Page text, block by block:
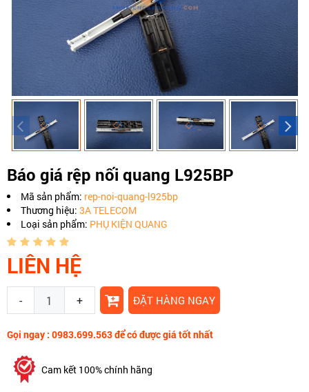
Báo giá rệp nối quang L925BP
Mã sản phẩm: rep-noi-quang-l925bp
Thương hiệu: 3A TELECOM
Loại sản phẩm: PHỤ KIỆN QUANG
LIÊN HỆ
- + ĐẶT HÀNG NGAY
Gọi ngay : 0983.699.563 để có được giá tốt nhất
Cam kết 100% chính hãng